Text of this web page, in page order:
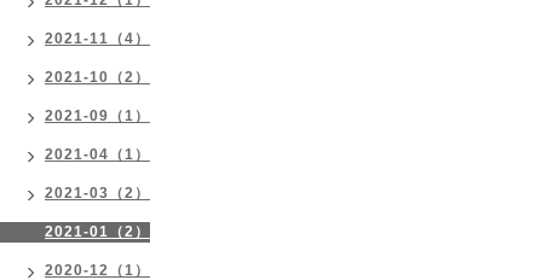
2021-11（4）
2021-10（2）
2021-09（1）
2021-04（1）
2021-03（2）
2021-01（2）
2020-12（1）